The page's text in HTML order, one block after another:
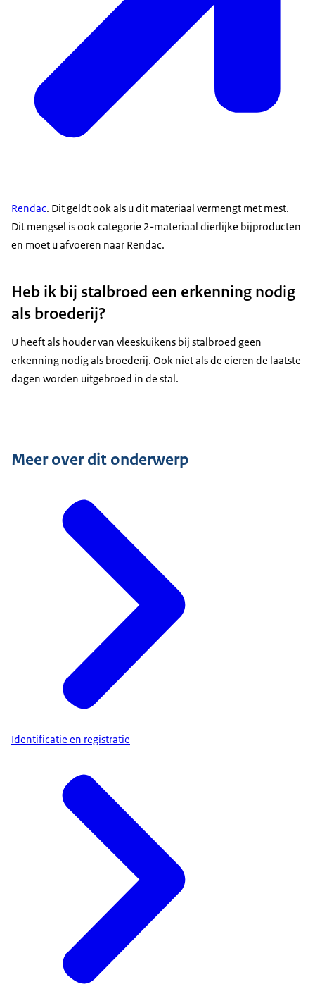
Rendac. Dit geldt ook als u dit materiaal vermengt met mest.
Dit mengsel is ook categorie 2-materiaal dierlijke bijproducten
en moet u afvoeren naar Rendac.
Heb ik bij stalbroed een erkenning nodig
als broederij?
U heeft als houder van vleeskuikens bij stalbroed geen
erkenning nodig als broederij. Ook niet als de eieren de laatste
dagen worden uitgebroed in de stal.
Meer over dit onderwerp
Identificatie en registratie